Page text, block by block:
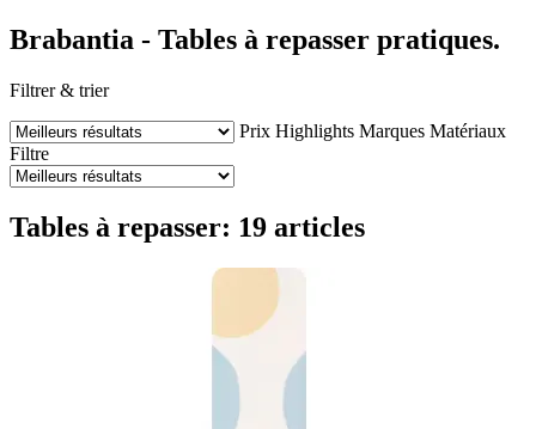
Brabantia - Tables à repasser pratiques.
Filtrer & trier
Prix Highlights Marques Matériaux
Filtre
Tables à repasser: 19 articles